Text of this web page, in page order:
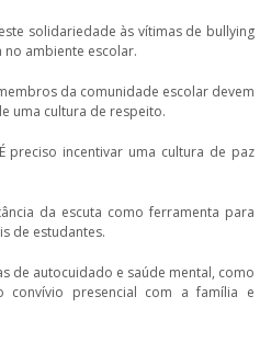
solidariedade às vítimas de bullying
ambiente escolar.
da comunidade escolar devem
uma cultura de respeito.
preciso incentivar uma cultura de paz
da escuta como ferramenta para
de estudantes.
de autocuidado e saúde mental, como
presencial com a família e